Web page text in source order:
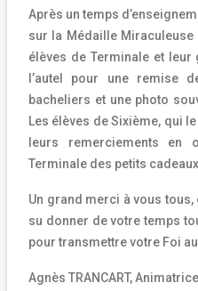
Après un temps
sur la Médaille
élèves de Terminale et
l’autel pour une remise
bacheliers et une photo
Les élèves de Sixième, qui
leurs remerciements
Terminale des petits
Un grand merci à vous
su donner de votre temps
pour transmettre votre Foi
Agnès TRANCART,